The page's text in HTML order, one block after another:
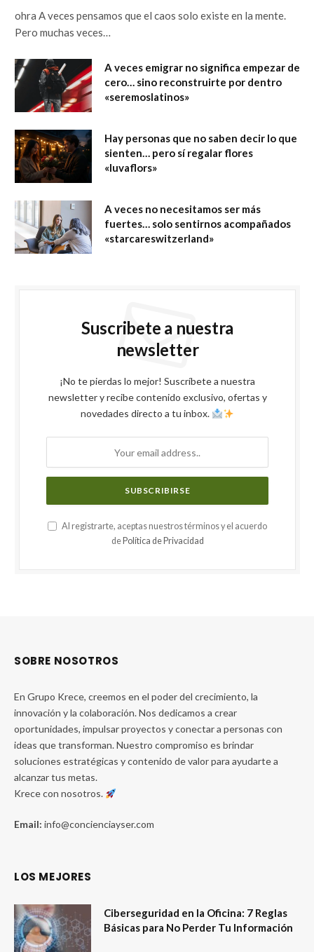
ohra A veces pensamos que el caos solo existe en la mente.
Pero muchas veces…
A veces emigrar no significa empezar de
cero… sino reconstruirte por dentro
«seremoslatinos»
Hay personas que no saben decir lo que
sienten… pero sí regalar flores
«luvaflors»
A veces no necesitamos ser más
fuertes… solo sentirnos acompañados
«starcareswitzerland»
Suscribete a nuestra
newsletter
¡No te pierdas lo mejor! Suscríbete a nuestra
newsletter y recibe contenido exclusivo, ofertas y
novedades directo a tu inbox.
Al registrarte, aceptas nuestros términos y el acuerdo
de Política de Privacidad
SOBRE NOSOTROS
En Grupo Krece, creemos en el poder del crecimiento, la
innovación y la colaboración. Nos dedicamos a crear
oportunidades, impulsar proyectos y conectar a personas con
ideas que transforman. Nuestro compromiso es brindar
soluciones estratégicas y contenido de valor para ayudarte a
alcanzar tus metas.
Krece con nosotros.
Email: info@concienciayser.com
LOS MEJORES
Ciberseguridad en la Oficina: 7 Reglas
Básicas para No Perder Tu Información